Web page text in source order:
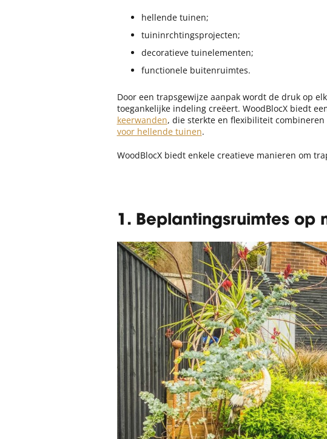
hellende tuinen;
tuininrchtingsprojecten;
decoratieve tuinelementen;
functionele buitenruimtes.
Door een trapsgewijze aanpak wordt de druk op
toegankelijke indeling creëert. WoodBlocX biedt
keerwanden, die sterkte en flexibiliteit combineren
voor hellende tuinen.
WoodBlocX biedt enkele creatieve manieren om
1. Beplantingsruimtes op